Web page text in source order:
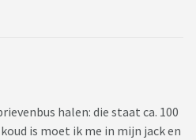
halen: die staat ca. 100
is moet ik me in mijn jack en